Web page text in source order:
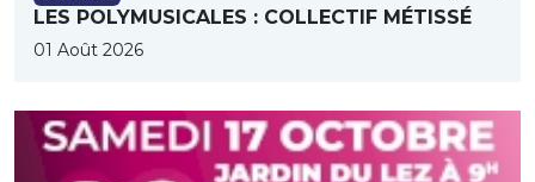
LES POLYMUSICALES : COLLECTIF MÉTISSÉ
01 Août 2026